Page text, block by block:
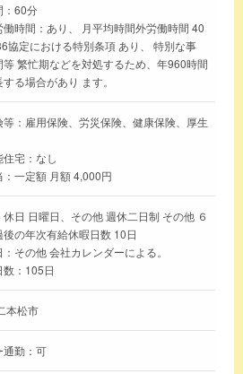
：60分
働時間：あり、 月平均時間外労働時間 40
協定における特別条項 あり、 特別な事
等 繁忙期などを対処するため、年960時間
る場合があり ます。
等：雇用保険、労災保険、健康保険、厚生
住宅：なし
：一定額 月額 4,000円
日 日曜日、その他 週休二日制 その他 ６
後の年次有給休暇日数 10日
その他 会社カレンダーによる。
：105日
本松市
通勤：可